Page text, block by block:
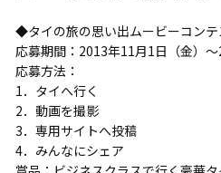
◆タイの旅の思い出ムービーコン
応募期間：2013年11月1日（金）～
応募方法：
1．タイへ行く
2．動画を撮影
3．専用サイトへ投稿
4．みんなにシェア